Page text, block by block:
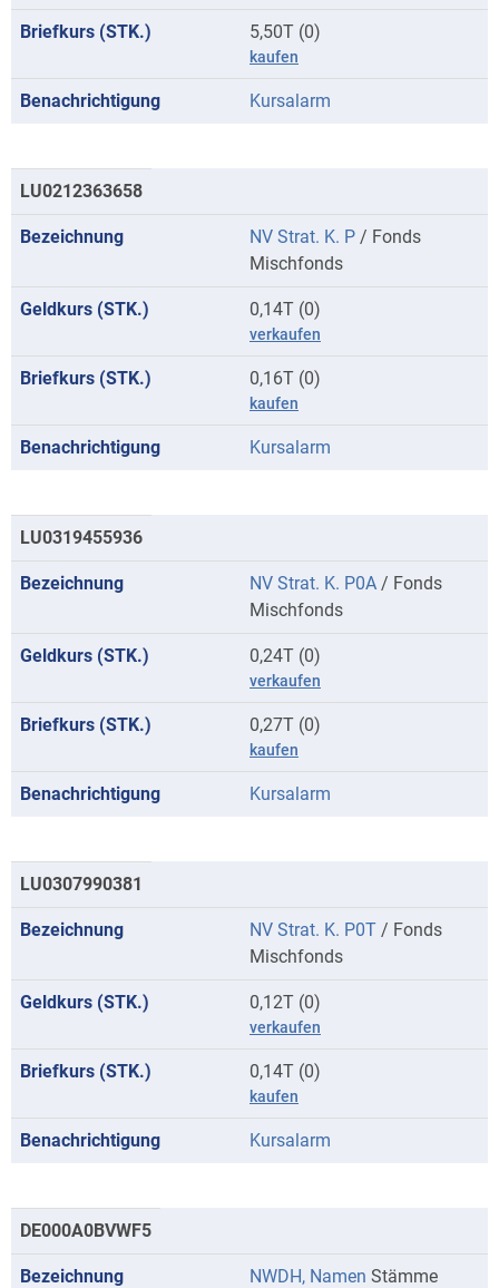
5,50T (0)
kaufen
Kursalarm
LU0212363658
NV Strat. K. P / Fonds
Mischfonds
0,14T (0)
verkaufen
0,16T (0)
kaufen
Kursalarm
LU0319455936
NV Strat. K. P0A / Fonds
Mischfonds
0,24T (0)
verkaufen
0,27T (0)
kaufen
Kursalarm
LU0307990381
NV Strat. K. P0T / Fonds
Mischfonds
0,12T (0)
verkaufen
0,14T (0)
kaufen
Kursalarm
DE000A0BVWF5
NWDH, Namen Stämme